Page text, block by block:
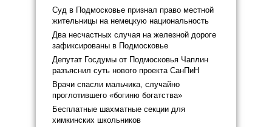
Суд в Подмосковье признал право местной
жительницы на немецкую национальность
Два несчастных случая на железной дороге
зафиксированы в Подмосковье
Депутат Госдумы от Подмосковья Чаплин
разъяснил суть нового проекта СанПиН
Врачи спасли мальчика, случайно
проглотившего «богиню богатства»
Бесплатные шахматные секции для
химкинских школьников